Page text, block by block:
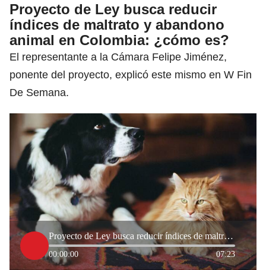
Proyecto de Ley busca reducir
índices de maltrato y abandono
animal en Colombia: ¿cómo es?
El representante a la Cámara Felipe Jiménez,
ponente del proyecto, explicó este mismo en W Fin
De Semana.
Proyecto de Ley busca reducir índices de maltrato y abandono animal en Colombia: ¿cómo es?
00:00:00 07:23